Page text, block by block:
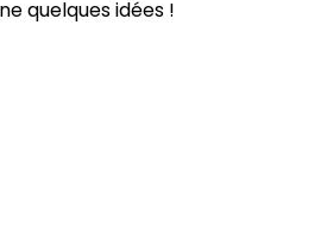
quelques idées !